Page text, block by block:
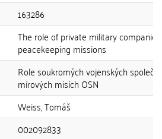
163286
The role of private military
peacekeeping missions
Role soukromých vojenských
mírových misích OSN
Weiss, Tomáš
002092833